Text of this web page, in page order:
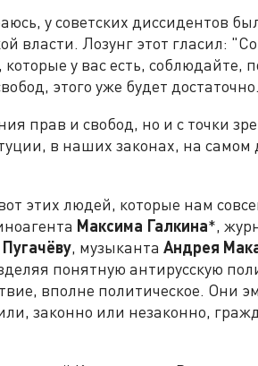
у советских диссидентов
власти. Лозунг этот гласил:
у вас есть, соблюдайте,
этого уже будет достаточно.
прав и свобод, но и с точки
в наших законах, на самом
этих людей, которые нам
Максима Галкина*,
, музыканта Андрея
понятную антирусскую
вполне политическое. Они
законно или незаконно,